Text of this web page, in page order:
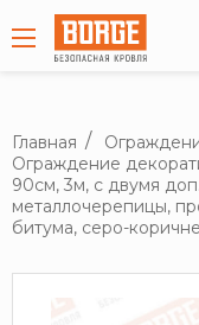
Главная
Ограждение
90см, 3м, с двумя
металлочерепицы,
битума, серо-